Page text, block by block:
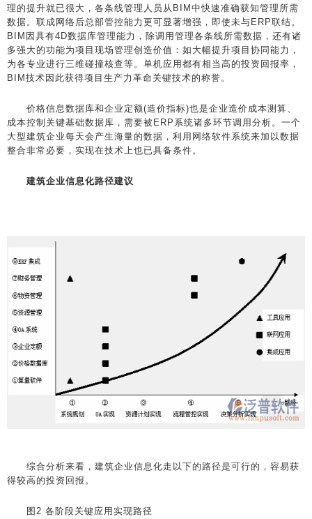
理的提升就已很大，各条线管理人员从BIM中快速准确获知管理所需
数据。联成网络后总部管控能力更可显著增强，即使未与ERP联结。
BIM因具有4D数据库管理能力，除调用管理各条线所需数据，还有诸
多强大的功能为项目现场管理创造价值：如大幅提升项目协同能力，
为各专业进行三维碰撞核查等。单机应用都有相当高的投资回报率，
BIM技术因此获得项目生产力革命关键技术的称誉。
价格信息数据库和企业定额(造价指标)也是企业造价成本测算、
成本控制关键基础数据库，需要被ERP系统诸多环节调用分析。一个
大型建筑企业每天会产生海量的数据，利用网络软件系统来加以数据
整合非常必要，实现在技术上也已具备条件。
建筑企业信息化路径建议
综合分析来看，建筑企业信息化走以下的路径是可行的，容易获
得较高的投资回报。
图2 各阶段关键应用实现路径